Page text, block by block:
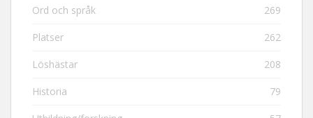
Ord och språk 269
Platser 262
Löshästar 208
Historia 79